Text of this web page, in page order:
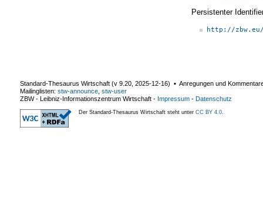
Persistenter
http://
Standard-Thesaurus Wirtschaft (v 9.20 2025-12-16) ▪ Anregungen und
Mailinglisten: stw-announce stw-user
ZBW - Leibniz-Informationszentrum Wirtschaft - Impressum - Datenschutz
Der Standard-Thesaurus Wirtschaft steht unter CC BY 4.0